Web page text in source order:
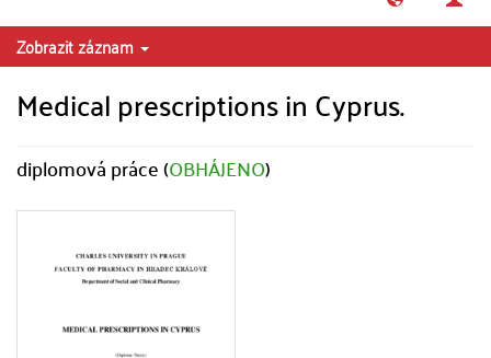
Zobrazit záznam
Medical prescriptions in Cyprus.
diplomová práce (OBHÁJENO)